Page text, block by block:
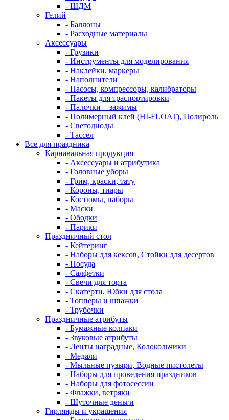
- ШДМ
Гелий
- Баллоны
- Расходные материалы
Аксессуары
- Грузики
- Инструменты для моделирования
- Наклейки, маркеры
- Наполнители
- Насосы, компрессоры, калибраторы
- Пакеты для траспортировки
- Палочки + зажимы
- Полимерный клей (HI-FLOAT), Полироль
- Светодиоды
- Тассел
Все для праздника
Карнавальная продукция
- Аксессуары и атрибутика
- Головные уборы
- Грим, краски, тату
- Короны, тиары
- Костюмы, наборы
- Маски
- Ободки
- Парики
Праздничный стол
- Кейтеринг
- Наборы для кексов, Стойки для десертов
- Посуда
- Салфетки
- Свечи для торта
- Скатерти, Юбки для стола
- Топперы и шпажки
- Трубочки
Праздничные атрибуты
- Бумажные колпаки
- Звуковые атрибуты
- Ленты наградные, Колокольчики
- Медали
- Мыльные пузыри, Водные пистолеты
- Наборы для проведения праздников
- Наборы для фотосессии
- Флажки, ветряки
- Шуточные деньги
Гирлянды и украшения